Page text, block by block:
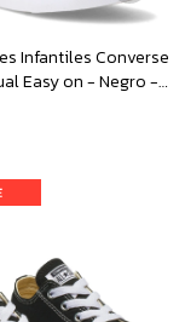
Infantiles Converse
Easy on - Negro -